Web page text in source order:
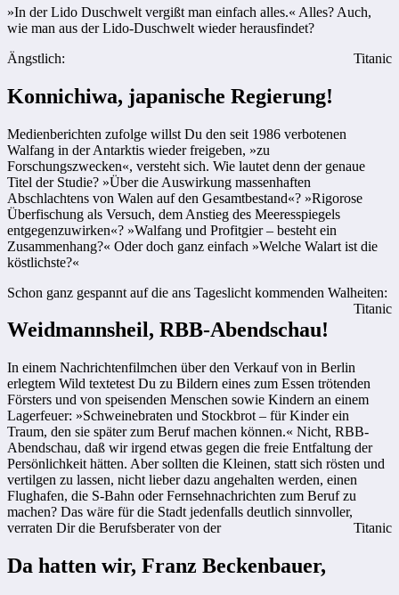
»In der Lido Duschwelt vergißt man einfach alles.« Alles? Auch,
wie man aus der Lido-Duschwelt wieder herausfindet?
Ängstlich:
Titanic
Konnichiwa, japanische Regierung!
Medienberichten zufolge willst Du den seit 1986 verbotenen
Walfang in der Antarktis wieder freigeben, »zu
Forschungszwecken«, versteht sich. Wie lautet denn der genaue
Titel der Studie? »Über die Auswirkung massenhaften
Abschlachtens von Walen auf den Gesamtbestand«? »Rigorose
Überfischung als Versuch, dem Anstieg des Meeresspiegels
entgegenzuwirken«? »Walfang und Profitgier – besteht ein
Zusammenhang?« Oder doch ganz einfach »Welche Walart ist die
köstlichste?«
Schon ganz gespannt auf die ans Tageslicht kommenden Walheiten:
Titanic
Weidmannsheil, RBB-Abendschau!
In einem Nachrichtenfilmchen über den Verkauf von in Berlin
erlegtem Wild textetest Du zu Bildern eines zum Essen trötenden
Försters und von speisenden Menschen sowie Kindern an einem
Lagerfeuer: »Schweinebraten und Stockbrot – für Kinder ein
Traum, den sie später zum Beruf machen können.« Nicht, RBB-
Abendschau, daß wir irgend etwas gegen die freie Entfaltung der
Persönlichkeit hätten. Aber sollten die Kleinen, statt sich rösten und
vertilgen zu lassen, nicht lieber dazu angehalten werden, einen
Flughafen, die S-Bahn oder Fernsehnachrichten zum Beruf zu
machen? Das wäre für die Stadt jedenfalls deutlich sinnvoller,
verraten Dir die Berufsberater von der
Titanic
Da hatten wir, Franz Beckenbauer,